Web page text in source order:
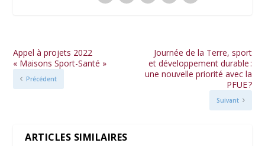
Appel à projets 2022
« Maisons Sport-Santé »
Précédent
Journée de la Terre, sport
et développement durable :
une nouvelle priorité avec la
PFUE ?
Suivant
ARTICLES SIMILAIRES